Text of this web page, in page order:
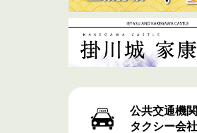
公共交通機関
タクシー会社